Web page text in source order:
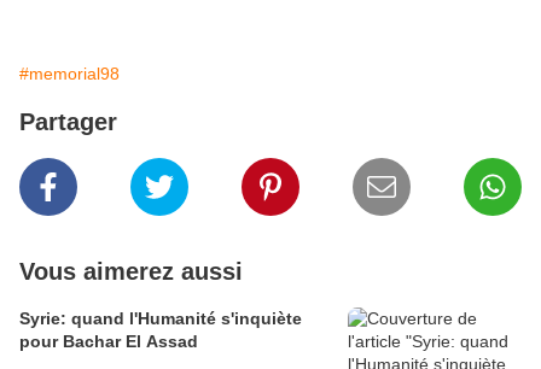
#memorial98
Partager
Vous aimerez aussi
Syrie: quand l'Humanité s'inquiète
pour Bachar El Assad